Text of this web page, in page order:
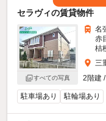
セラヴィの賃貸物件
すべての写真
名
赤
桔
三
2階建
駐車場あり 駐輪場あり